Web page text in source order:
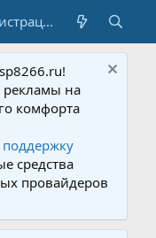
Регистрация
рекламы на
комфорта
средства
провайдеров